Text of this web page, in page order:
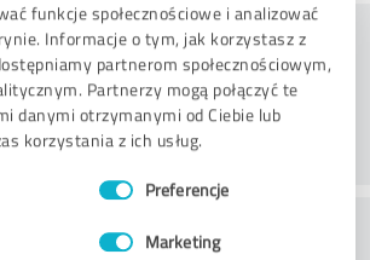
funkcje społecznościowe i analizować
Informacje o tym, jak korzystasz z
partnerom społecznościowym,
Partnerzy mogą połączyć te
danymi otrzymanymi od Ciebie lub
korzystania z ich usług.
Preferencje
Marketing
Jakość
Obsługa klienta